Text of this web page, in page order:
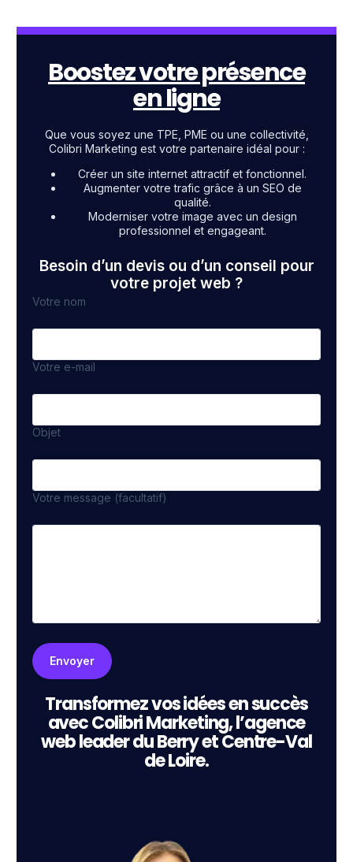
Boostez votre présence
en ligne
Que vous soyez une TPE, PME ou une collectivité,
Colibri Marketing est votre partenaire idéal pour :
Créer un site internet attractif et fonctionnel.
Augmenter votre trafic grâce à un SEO de
qualité.
Moderniser votre image avec un design
professionnel et engageant.
Besoin d’un devis ou d’un conseil pour
votre projet web ?
Votre nom
Votre e-mail
Objet
Votre message (facultatif)
Transformez vos idées en succès
avec Colibri Marketing, l’agence
web leader du Berry et Centre-Val
de Loire.